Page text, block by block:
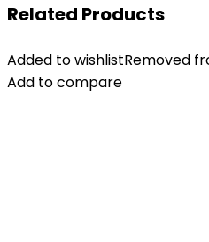
Related Products
Added to wishlistRemoved
Add to compare